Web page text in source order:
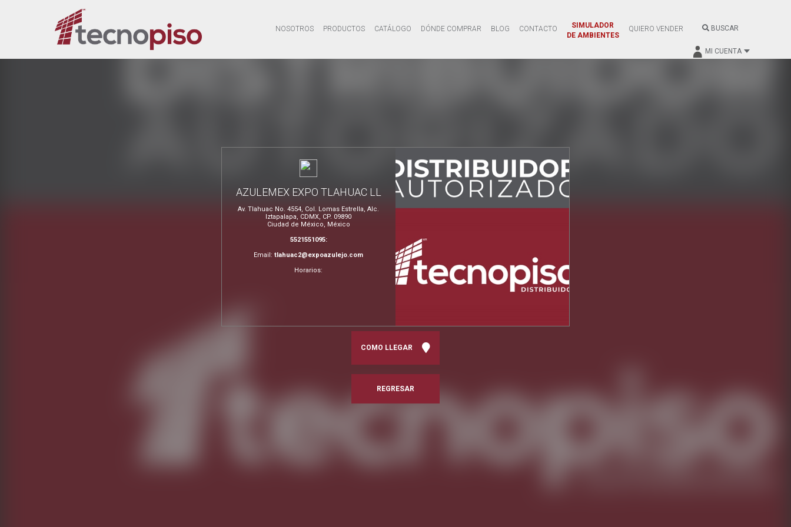
NOSOTROS PRODUCTOS CATÁLOGO DÓNDE COMPRAR BLOG CONTACTO
SIMULADOR
DE AMBIENTES
QUIERO VENDER BUSCAR
MI CUENTA
AZULEMEX EXPO TLAHUAC LL
Av. Tlahuac No. 4554, Col. Lomas Estrella, Alc.
Iztapalapa, CDMX, CP. 09890
Ciudad de México, México
5521551095:
Email:tlahuac2@expoazulejo.com
Horarios:
COMO LLEGAR
REGRESAR